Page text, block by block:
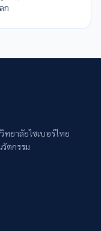
ก
ทยาลัยไซเบอร์ไทย
ตกรรม